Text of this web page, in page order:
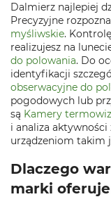
Dalmierz najlepiej
Precyzyjne
myśliwskie.
realizujesz na
do polowania. Do
identyfikacji
obserwacyjne do
pogodowych lub
są Kamery
i analiza aktywności
urządzeniom takim
Dlaczego
marki